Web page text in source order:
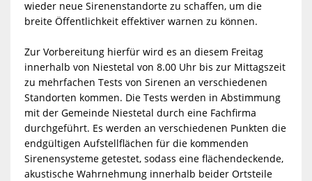
wieder neue Sirenenstandorte zu schaffen, um die
breite Öffentlichkeit effektiver warnen zu können.
Zur Vorbereitung hierfür wird es an diesem Freitag
innerhalb von Niestetal von 8.00 Uhr bis zur Mittagszeit
zu mehrfachen Tests von Sirenen an verschiedenen
Standorten kommen. Die Tests werden in Abstimmung
mit der Gemeinde Niestetal durch eine Fachfirma
durchgeführt. Es werden an verschiedenen Punkten die
endgültigen Aufstellflächen für die kommenden
Sirenensysteme getestet, sodass eine flächendeckende,
akustische Wahrnehmung innerhalb beider Ortsteile